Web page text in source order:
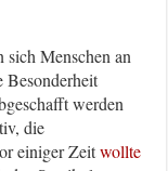
sich Menschen an
Besonderheit
werden
die
einiger Zeitwollte